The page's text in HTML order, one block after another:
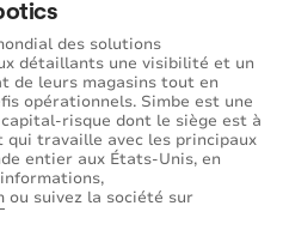
des solutions
détaillants une visibilité et un
de leurs magasins tout en
opérationnels. Simbe est une
risque dont le siège est à
qui travaille avec les principaux
entier aux États-Unis, en
ou suivez la société sur